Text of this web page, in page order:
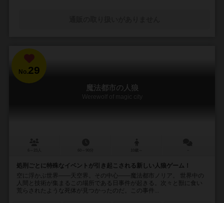
No.29
魔法都市の人狼
Werewolf of magic city
処刑ごとに特殊なイベントが引き起こされる新しい人狼ゲーム！
空に浮かぶ世界――天空界。その中心――魔法都市ノリア。 世界中の
人間と技術が集まるこの場所である日事件が起きる。次々と獣に食い
荒らされたような死体が見つかったのだ。この事件...